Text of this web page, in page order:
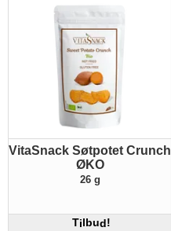
VitaSnack Søtpotet Crunch
ØKO
26 g
Tilbud!